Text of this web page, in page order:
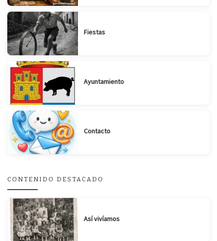
Fiestas
Ayuntamiento
Contacto
CONTENIDO DESTACADO
Así vivíamos